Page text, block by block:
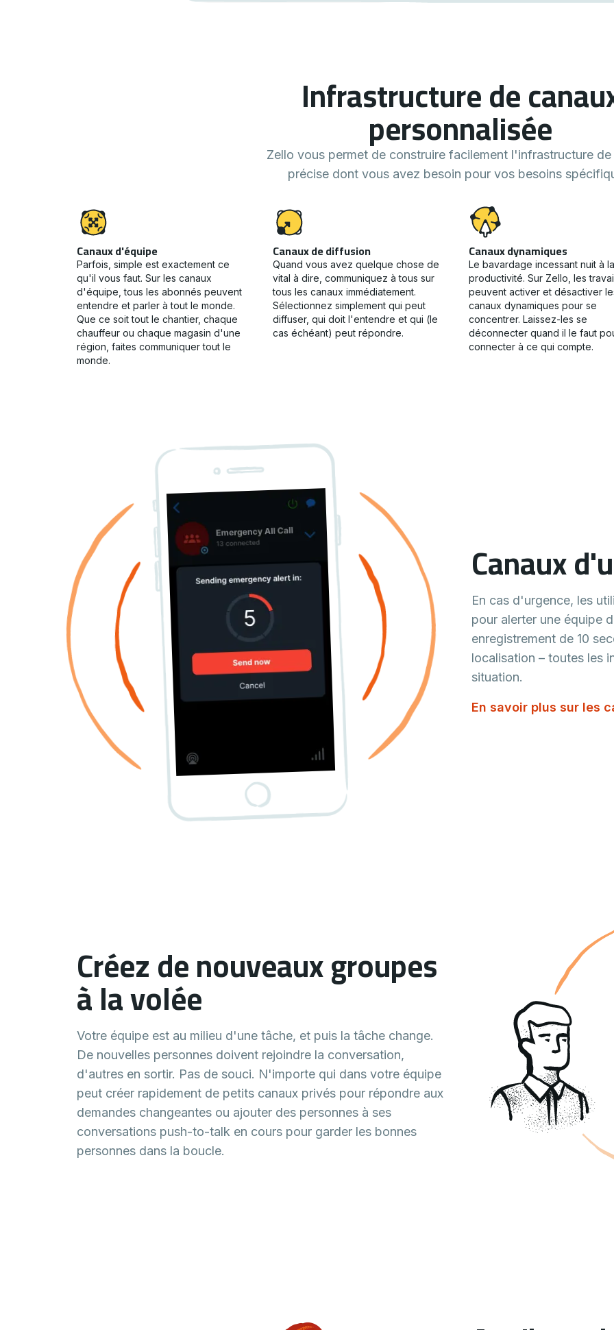
Infrastructure de
personnalisée
Zello vous permet de construire facilement l'infrastructure de
précise dont vous avez besoin pour vos besoins
Canaux d'équipe
Parfois, simple est exactement ce
qu'il vous faut. Sur les canaux
d'équipe, tous les abonnés peuvent
entendre et parler à tout le monde.
Que ce soit tout le chantier, chaque
chauffeur ou chaque magasin d'une
région, faites communiquer tout le
monde.
Canaux de diffusion
Quand vous avez quelque chose de
vital à dire, communiquez à tous sur
tous les canaux immédiatement.
Sélectionnez simplement qui peut
diffuser, qui doit l'entendre et qui (le
cas échéant) peut répondre.
Canaux dynamiques
Le bavardage incessant nuit à la
productivité. Sur Zello, les
peuvent activer et désactiver
canaux dynamiques pour se
concentrer. Laissez-les se
déconnecter quand il le faut
connecter à ce qui compte.
Canaux
En cas d'urgence, les
pour alerter une équipe
enregistrement de 10
localisation – toutes les
situation.
En savoir plus sur les
Créez de nouveaux groupes
à la volée
Votre équipe est au milieu d'une tâche, et puis la tâche change.
De nouvelles personnes doivent rejoindre la conversation,
d'autres en sortir. Pas de souci. N'importe qui dans votre équipe
peut créer rapidement de petits canaux privés pour répondre aux
demandes changeantes ou ajouter des personnes à ses
conversations push-to-talk en cours pour garder les bonnes
personnes dans la boucle.